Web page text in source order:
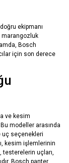
ekipmanı
marangozluk
Bosch
için son derece
ve kesim
modeller arasında
uç seçenekleri
kesim işlemlerinin
testerelerin uçları,
Bosch panter